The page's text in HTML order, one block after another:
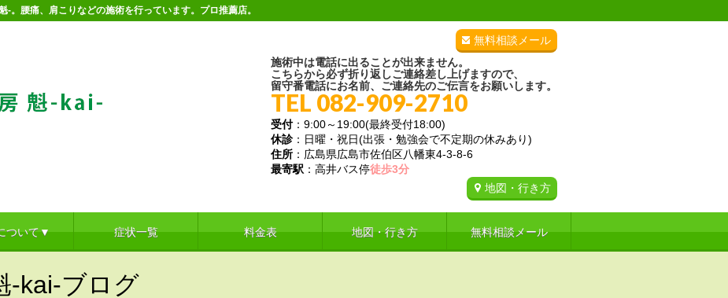
-。腰痛、肩こりなどの施術を行っています。プロ推薦店。
無料相談メール
施術中は電話に出ることが出来ません。
こちらから必ず折り返しご連絡差し上げますので、
留守番電話にお名前、ご連絡先のご伝言をお願いします。
TEL 082-909-2710
受付：9:00～19:00(最終受付18:00)
休診：日曜・祝日(出張・勉強会で不定期の休みあり)
住所 ：広島県広島市佐伯区八幡東4-3-8-6
最寄駅 ：高井バス停徒歩3分
地図・行き方
ついて▼ 症状一覧 料金表 地図・行き方 無料相談メール
-kai-ブログ